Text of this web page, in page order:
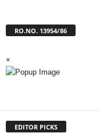
RO.NO. 13954/86
×
EDITOR PICKS